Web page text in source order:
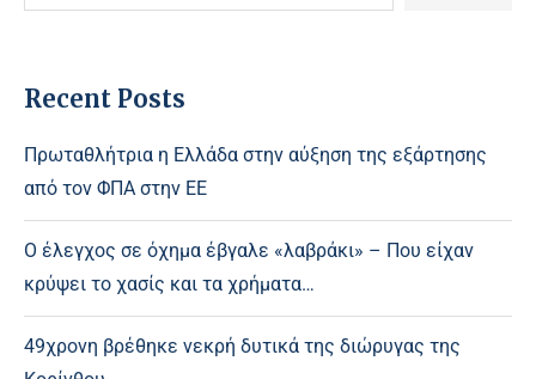
Recent Posts
Πρωταθλήτρια η Ελλάδα στην αύξηση της εξάρτησης
από τον ΦΠΑ στην ΕΕ
Ο έλεγχος σε όχημα έβγαλε «λαβράκι» – Που είχαν
κρύψει το χασίς και τα χρήματα…
49χρονη βρέθηκε νεκρή δυτικά της διώρυγας της